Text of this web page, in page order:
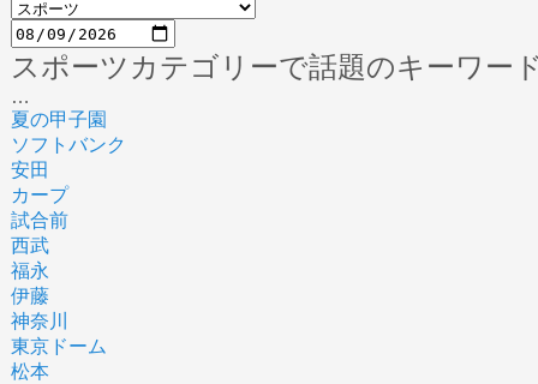
スポーツカテゴリーで話題のキーワー
…
夏の甲子園
ソフトバンク
安田
カープ
試合前
西武
福永
伊藤
神奈川
東京ドーム
松本